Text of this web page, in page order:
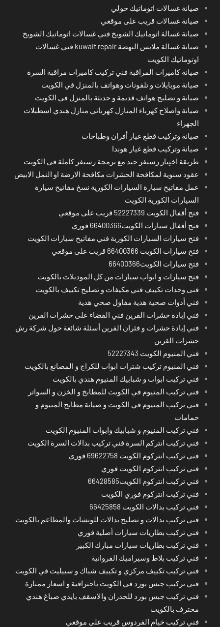
صيانة غسالات اتوماتيك حولي
صيانة غسالات قريب على موقعي
صيانة غسالة اتوماتيك الشويخ فني غسالات اتوماتيك الشويخ
صيانة غسالة ملابس النهضة kuwait repair فني غسالات
اوتوماتيك الكويت
صيانة كاميرات المراقبة فني تركيب كاميرات مراقبة السرة
صيانة موبايلات و تلفونات وهواتف بالمنزل في الكويت
صيانة و تصليح هواتف قديمة و حديثة بالمنزل في الكويت
صيانة واصلاح كهرباء المنازل كهربائي منازل هندي اسطبلات
الجهراء
صيانة وتركيب قطع غيار أفران وطباخات
صيانة وتركيب قطع غيار هوندا
طريقة اختِيار رسيفر جيد مع برمجة رسيفر كاملة في الكويت
عقود سنوية لمكافحة الحشرات مكافحة الارضة او النمل الابيض
عمل مفاتيح سيارة السيارات الكورية نسخ مفاتيح سيارة
السيارات الكورية الكويت
فتح أقفال الكويت 52227339 قريب على موقعي
فتح أقفال سيارات الكويت66400366 فوري
فتح سيارات السيارات الكورية فني مفاتيح سيارات الكويت
فتح سيارات الكويت 66400366 قريب على موقعي
فتح سيارات الكويت66400366
فتح سيارات و ابواب سيارات من كل الموديلات بالكويت
فنى وحدات تكييف فني مكيفات و تصليح تكييف بالكويت
فني أدوات صحية هدية مقاول صحي هدية
فني إبادة حشرات القرين فني القضاء على حشرات القرين
فني إبادة حشرات و فئران القرين أسئلة شائعة حول شركة رش
حشرات القرين
فني المنيوم الكويت 52227343
فني المنيوم تركيب شترات ابواب للكراج و المصانع بالكويت
فني تركيب ابواب و شبابيك المنيوم هندي بالكويت
فني تركيب المنيوم في الكويت للمطابخ و الخزن و السواتر
فني تركيب المنيوم في الكويت و صيانة مطابخ المنيوم و
حمامات
فني تركيب المنيوم و شبابيك وابواب المنيوم الكويت
فني تركيب انتركم السرة فني تركيب بدالات السرة الكويت
فني تركيب انتركوم الكويت 69622758 فوري
فني تركيب انتركوم الكويت فوري
فني تركيب انتركوم الكويت66428585
فني تركيب انتركوم فوري الكويت
فني تركيب بدالات الكويت 66425858
فني تركيب بدالات و تصليح بدالات للونشات والمطاعم بالكويت
فني تركيب بطاريات سيارات أصلية فوري
فني تركيب بطاريات سيارات مبارك الكبير
فني تركيب بلاط وسيراميك الفروانية
فني تركيب تكييف مركزي و تكييف شباك و سبيليت في الكويت
فني تركيب جبس بورد في الكويت باحترافية و اسعار ممتازة
فني تركيب جبس بورد للجدران والاسقف بايدي صباغ هندي
محترف بالكويت
فني تركيب خيام الفردوس قريب على موقعي